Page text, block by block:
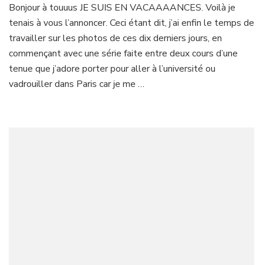
Starwars
&
Canards.
Bonjour à touuus JE SUIS EN VACAAAANCES. Voilà je
tenais à vous l’annoncer. Ceci étant dit, j’ai enfin le temps de
travailler sur les photos de ces dix derniers jours, en
commençant avec une série faite entre deux cours d’une
tenue que j’adore porter pour aller à l’université ou
vadrouiller dans Paris car je me …